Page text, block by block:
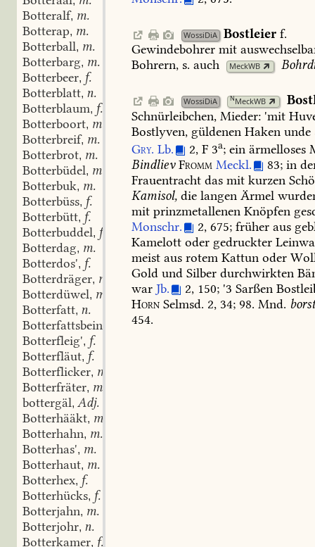
Botteralf, m.
Botterap, m.
Botterball, m.
Botterbarg, m.
Botterbeer, f.
Botterblatt, n.
Botterblaum, f.
Botterboort, m.
Botterbreif, m.
Botterbrot, m.
Botterbüdel, m.
Botterbuk, m.
Botterbüss, f.
Botterbütt, f.
Botterbuddel, f.
Botterdag, m.
Botterdos', f.
Botterdräger, m.
Botterdüwel, m.
Botterfatt, n.
Botterfattsbein
Botterfleig', f.
Botterfläut, f.
Botterflicker, m.
Botterfräter, m.
bottergäl, Adj.
Botterhääkt, m.
Botterhahn, m.
Botterhas', m.
Botterhaut, m.
Botterhex, f.
Botterhücks, f.
Botterjahn, m.
Botterjohr, n.
Botterkamer, f.
WossiDiA Bostleier f.
Gewindebohrer mit
Bohrern, s. auch MeckWB
WossiDiA NMeckWB
Schnürleibchen, Mieder: 'mit
Bostlyven, güldenen Haken unde
Gry. Lb. 2, F 3a; ein ärmelloses
Bindliev Fromm Meckl. 83; in
Frauentracht das mit kurzen
Kamisol, die langen Ärmel
mit prinzmetallenen Knöpfen
Monschr.
2, 675; früher aus
Kamelott oder gedruckter
meist aus rotem Kattun oder
Gold und Silber durchwirkten
war Jb. 2, 150; '3 Sarßen
Horn Selmsd. 2, 34; 98. Mnd.
454.